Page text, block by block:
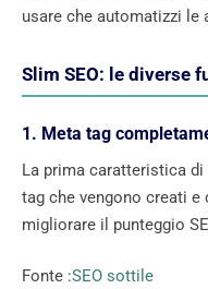
usare che automatizzi le
Slim SEO: le diverse
1. Meta tag
La prima caratteristica
tag che vengono creati
migliorare il punteggio
Fonte :SEO sottile